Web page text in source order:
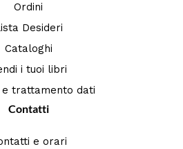
Ordini
Desideri
Cataloghi
i tuoi libri
e trattamento dati
Contatti
e orari